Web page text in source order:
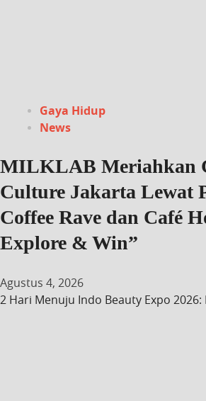
Gaya Hidup
News
MILKLAB Meriahkan
Culture Jakarta Lewat
Coffee Rave dan Café
Explore & Win”
Agustus 4, 2026
2 Hari Menuju Indo Beauty Expo 2026: